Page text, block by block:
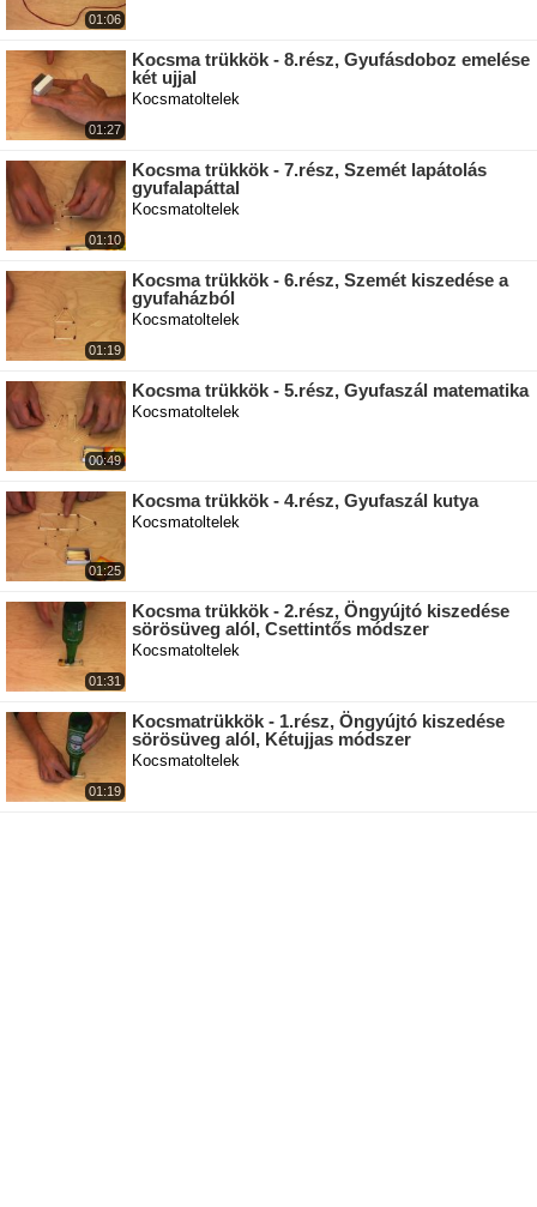
01:06
01:27
Kocsma trükkök - 8.rész, Gyufásdoboz emelése
két ujjal
Kocsmatoltelek
01:10
Kocsma trükkök - 7.rész, Szemét lapátolás
gyufalapáttal
Kocsmatoltelek
01:19
Kocsma trükkök - 6.rész, Szemét kiszedése a
gyufaházból
Kocsmatoltelek
00:49
Kocsma trükkök - 5.rész, Gyufaszál matematika
Kocsmatoltelek
01:25
Kocsma trükkök - 4.rész, Gyufaszál kutya
Kocsmatoltelek
01:31
Kocsma trükkök - 2.rész, Öngyújtó kiszedése
sörösüveg alól, Csettintős módszer
Kocsmatoltelek
01:19
Kocsmatrükkök - 1.rész, Öngyújtó kiszedése
sörösüveg alól, Kétujjas módszer
Kocsmatoltelek